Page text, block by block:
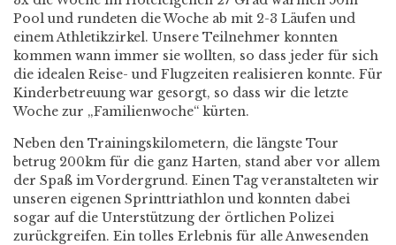
Pool und rundeten die Woche ab mit 2-3 Läufen und
einem Athletikzirkel. Unsere Teilnehmer konnten
kommen wann immer sie wollten, so dass jeder für sich
die idealen Reise- und Flugzeiten realisieren konnte. Für
Kinderbetreuung war gesorgt, so dass wir die letzte
Woche zur „Familienwoche“ kürten.
Neben den Trainingskilometern, die längste Tour
betrug 200km für die ganz Harten, stand aber vor allem
der Spaß im Vordergrund. Einen Tag veranstalteten wir
unseren eigenen Sprinttriathlon und konnten dabei
sogar auf die Unterstützung der örtlichen Polizei
zurückgreifen. Ein tolles Erlebnis für alle Anwesenden